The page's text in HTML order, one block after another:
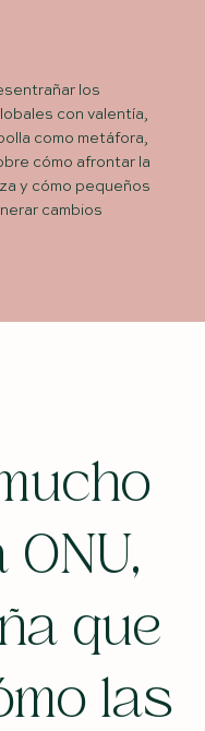
los
con valentía,
como metáfora,
cómo afrontar la
y cómo pequeños
cambios
que
las